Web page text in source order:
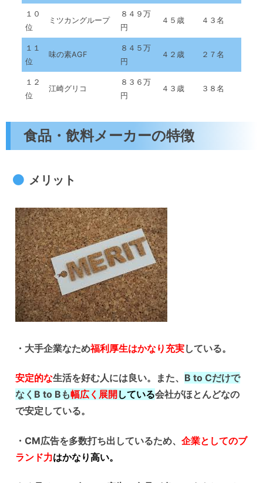
１０
位
ミツカングループ
８４９万
円
４５歳 ４３名
１１
位
味の素AGF
８４５万
円
４２歳 ２７名
１２
位
江崎グリコ
８３６万
円
４３歳 ３８名
食品・飲料メーカーの特徴
メリット
・大手企業なため福利厚生はかなり充実している。
安定的な生活を好む人には良い。また、 B to Cだけで
なくB to Bも幅広く展開 している会社がほとんどなの
で安定している。
・CM広告を多数打ち出しているため、 企業としてのブ
ランド力はかなり高い。